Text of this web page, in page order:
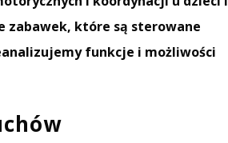
zabawek, które są sterowane
funkcje i możliwości